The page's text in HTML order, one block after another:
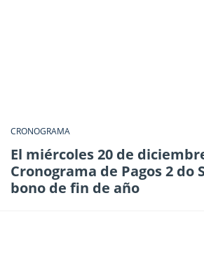
CRONOGRAMA
El miércoles 20 de
Cronograma de Pagos 2 do
bono de fin de año